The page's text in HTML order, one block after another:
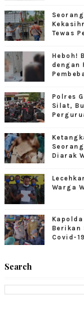
Tewas
Heboh!
dengan
Polres
Silat,
Diarak
Warga
Berikan
Covid-
Search